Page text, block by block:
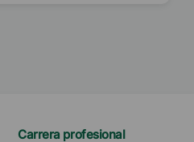
Carrera profesional